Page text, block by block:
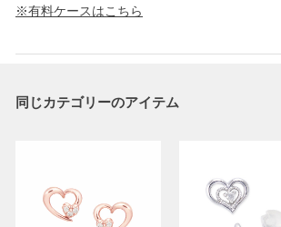
※有料ケースはこちら
同じカテゴリーのアイテム